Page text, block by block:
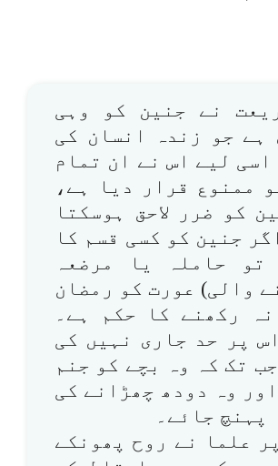
نے جنین کو وہی
ہے جو زندہ انسان کی
اسی لیے اس نے ان تمام
ممنوع قرار دیا ہے،
کو ضرر لاحق ہوسکتا
جنین کو کسی قسم کا
تو حاملہ یا مرضعہ
والی) عورت کو رمضان
رکھنے کا حکم ہے۔
پر حد جاری نہیں کی
تک کہ وہ بچے کو جنم
وہ دودھ چھڑانے کی
پہنچ جائے۔
علما نے روح پھونکے